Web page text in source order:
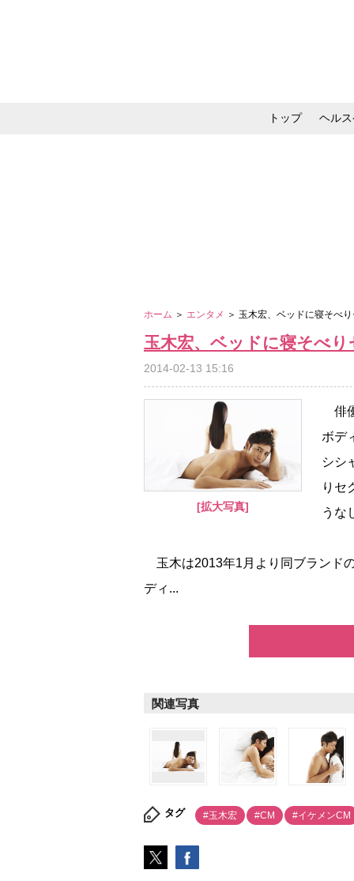
トップ ヘル
ホーム ＞ エンタメ ＞ 玉木宏、ベッドに寝そべ
玉木宏、ベッドに寝そべ
2014-02-13 15:16
[拡大写真]
俳
ボデ
シシ
りセ
うな
玉木は2013年1月より同ブランド
ディ...
関連写真
タグ #玉木宏 #CM #イケメンCM